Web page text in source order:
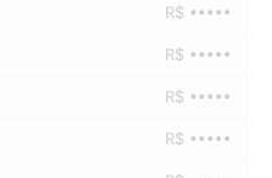
R$ •••••
R$ •••••
R$ •••••
R$ •••••